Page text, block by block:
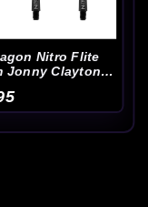
Nitro Flite
Jonny Clayton